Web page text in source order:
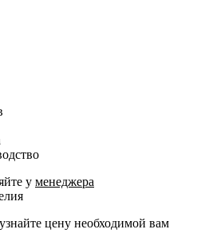
у менеджера
цену необходимой вам